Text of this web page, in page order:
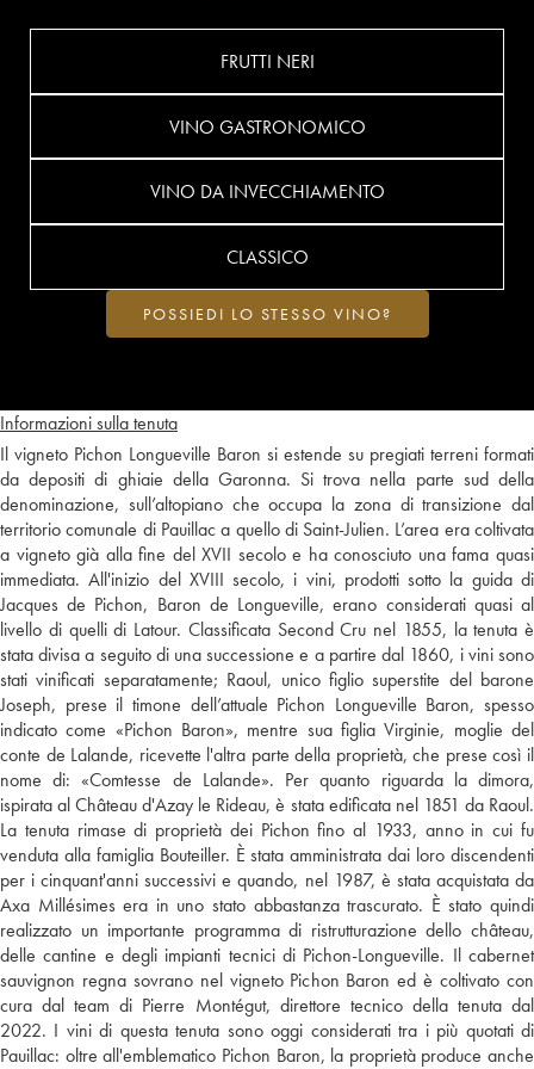
Informazioni sulla tenuta
Il vigneto Pichon Longueville Baron si estende su pregiati terreni formati
da depositi di ghiaie della Garonna. Si trova nella parte sud della
denominazione, sull’altopiano che occupa la zona di transizione dal
territorio comunale di Pauillac a quello di Saint-Julien. L’area era coltivata
a vigneto già alla fine del XVII secolo e ha conosciuto una fama quasi
immediata. All'inizio del XVIII secolo, i vini, prodotti sotto la guida di
Jacques de Pichon, Baron de Longueville, erano considerati quasi al
livello di quelli di Latour. Classificata Second Cru nel 1855, la tenuta è
stata divisa a seguito di una successione e a partire dal 1860, i vini sono
stati vinificati separatamente; Raoul, unico figlio superstite del barone
Joseph, prese il timone dell’attuale Pichon Longueville Baron, spesso
indicato come «Pichon Baron», mentre sua figlia Virginie, moglie del
conte de Lalande, ricevette l'altra parte della proprietà, che prese così il
nome di: «Comtesse de Lalande». Per quanto riguarda la dimora,
ispirata al Château d'Azay le Rideau, è stata edificata nel 1851 da Raoul.
La tenuta rimase di proprietà dei Pichon fino al 1933, anno in cui fu
venduta alla famiglia Bouteiller. È stata amministrata dai loro discendenti
per i cinquant'anni successivi e quando, nel 1987, è stata acquistata da
Axa Millésimes era in uno stato abbastanza trascurato. È stato quindi
realizzato un importante programma di ristrutturazione dello château,
delle cantine e degli impianti tecnici di Pichon-Longueville. Il cabernet
sauvignon regna sovrano nel vigneto Pichon Baron ed è coltivato con
cura dal team di Pierre Montégut, direttore tecnico della tenuta dal
2022. I vini di questa tenuta sono oggi considerati tra i più quotati di
Pauillac: oltre all'emblematico Pichon Baron, la proprietà produce anche
FRUTTI NERI
VINO GASTRONOMICO
VINO DA INVECCHIAMENTO
CLASSICO
POSSIEDI LO STESSO VINO?